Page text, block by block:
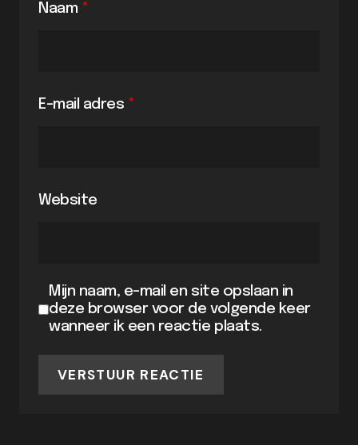
Naam *
E-mail adres *
Website
Mijn naam, e-mail en site opslaan in
deze browser voor de volgende keer
wanneer ik een reactie plaats.
VERSTUUR REACTIE